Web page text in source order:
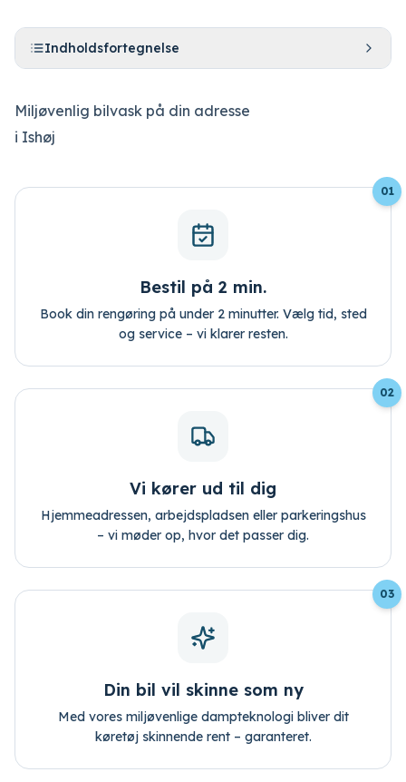
Bestil tid
Log ind
Indholdsfortegnelse
Miljøvenlig bilvask på din adresse
i Ishøj
01
Bestil på 2 min.
Book din rengøring på under 2 minutter. Vælg tid, sted
og service – vi klarer resten.
02
Vi kører ud til dig
Hjemmeadressen, arbejdspladsen eller parkeringshus
– vi møder op, hvor det passer dig.
03
Din bil vil skinne som ny
Med vores miljøvenlige dampteknologi bliver dit
køretøj skinnende rent – garanteret.